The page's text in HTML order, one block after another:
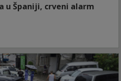
u Španiji, crveni alarm